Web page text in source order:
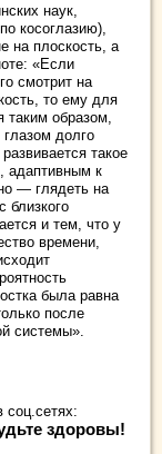
наук,
косоглазию),
на плоскость, а
«Если
смотрит на
то ему для
таким образом,
долго
такое
адаптивным к
— глядеть на
близкого
и тем, что у
времени,
была равна
после
системы».
соц.сетях:
здоровы!